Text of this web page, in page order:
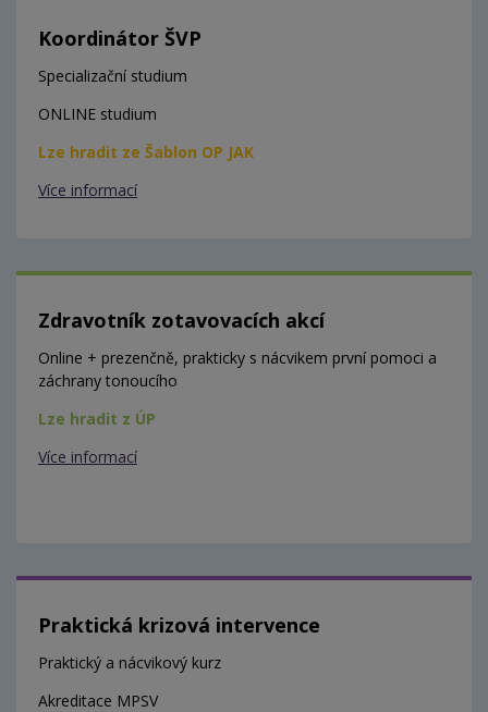
Koordinátor ŠVP
Specializační studium
ONLINE studium
Lze hradit ze Šablon OP JAK
Více informací
Zdravotník zotavovacích akcí
Online + prezenčně, prakticky s nácvikem první pomoci a
záchrany tonoucího
Lze hradit z ÚP
Více informací
Praktická krizová intervence
Praktický a nácvikový kurz
Akreditace MPSV